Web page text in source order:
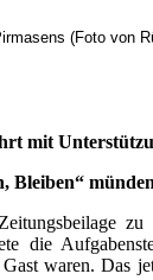
(Foto von
mit
die
waren. Das